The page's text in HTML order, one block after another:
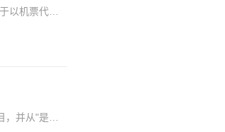
以机票代理
分销渠道，
并从"是什